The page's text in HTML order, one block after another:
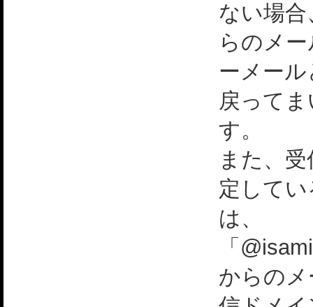
ない場
らのメ
ーメー
戻って
す。
また、
定して
は、
「
からの